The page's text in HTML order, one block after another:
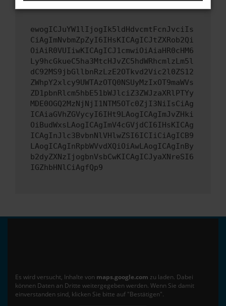
ewogICJuYW1lIjogIk5ldHdvcmtFcnJvciIs
CiAgImNvbmZpZyI6IHsKICAgICJtZXRob2Qi
OiAiR0VUIiwKICAgICJ1cmwiOiAiaHR0cHM6
Ly9hcGkueC5ha3MtcHJvZC5hdWRhcmlzLm5l
dC92MS9jbGllbnRzLzE2OTkvd2Vic2l0ZS12
ZWhpY2xlcy9UWTAzOTQ0NSUyMzIxOT9maWVs
ZD1pbnRlcm5hbE51bWJlciZ3ZWJzaXRlPTYy
MDE0OGQ2MzNjNjI1NTM5OTc0ZjI3NiIsCiAg
ICAiaGVhZGVycyI6IHt9LAogICAgImJvZHki
OiBudWxsLAogICAgImV4cGVjdCI6IHsKICAg
ICAgInJlc3BvbnNlVHlwZSI6ICIiCiAgICB9
LAogICAgInRpbWVvdXQiOiAwLAogICAgInBy
b2dyZXNzIjogbnVsbCwKICAgICJyaXNreSI6
IGZhbHNlCiAgfQp9
Es wird versucht, Inhalte von maps.google.com zu laden. Dabei
können Daten an Dritte weitergegeben werden. Wenn Sie damit
einverstanden sind, klicken Sie bitte auf "Bestätigen".